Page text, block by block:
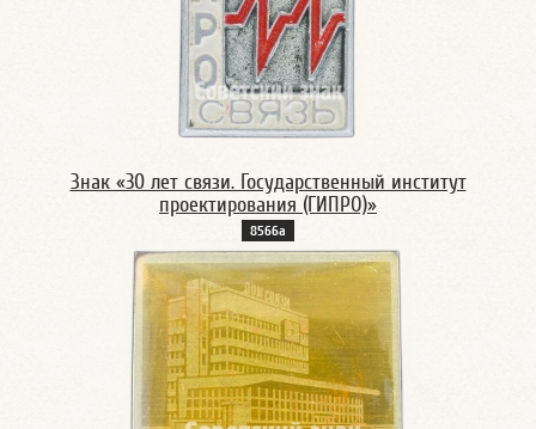
Знак «30 лет связи. Государственный институт
проектирования (ГИПРО)»
8566а